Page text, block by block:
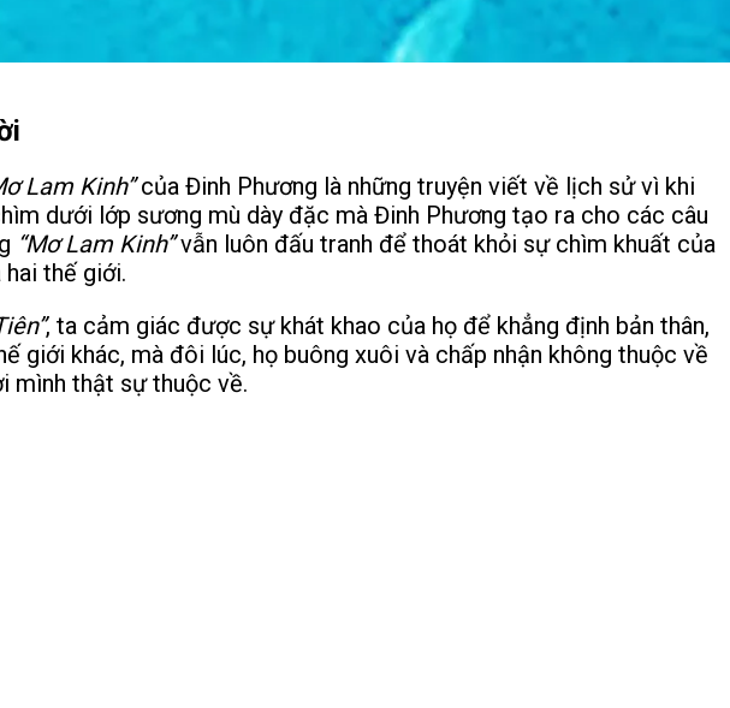
Lam Kinh”của Đinh Phương là những truyện viết về lịch sử vì khi
dưới lớp sương mù dày đặc mà Đinh Phương tạo ra cho các câu
“Mơ Lam Kinh”vẫn luôn đấu tranh để thoát khỏi sự chìm khuất của
thế giới.
, ta cảm giác được sự khát khao của họ để khẳng định bản thân,
giới khác, mà đôi lúc, họ buông xuôi và chấp nhận không thuộc về
mình thật sự thuộc về.